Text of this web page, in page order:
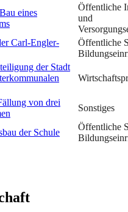
eines
Öffentliche
und
Carl-Engler-
Öffentliche
der Stadt
von drei
Sonstiges
der Schule
Öffentliche